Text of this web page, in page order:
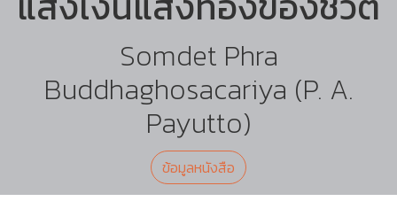
Somdet Phra
Buddhaghosacariya (P. A.
Payutto)
ข้อมูลหนังสือ